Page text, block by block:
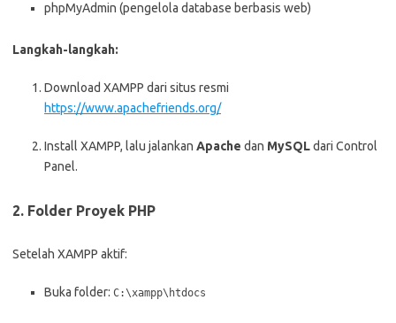
phpMyAdmin (pengelola database berbasis web)
Langkah-langkah:
Download XAMPP dari situs resmi
https://www.apachefriends.org/
Install XAMPP, lalu jalankan Apache dan MySQLdari Control
Panel.
2. Folder Proyek PHP
Setelah XAMPP aktif:
Buka folder: C:\xampp\htdocs